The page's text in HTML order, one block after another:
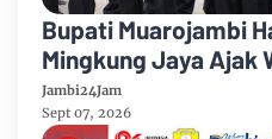
Bupati Muarojambi
Mingkung Jaya Ajak
Mandiri 2026
Jambi24Jam
Sept 07, 2026